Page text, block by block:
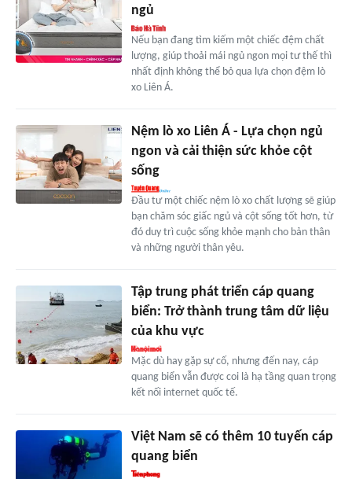
ngủ
Nếu bạn đang tìm kiếm một chiếc đệm chất
lượng, giúp thoải mái ngủ ngon mọi tư thế thì
nhất định không thể bỏ qua lựa chọn đệm lò
xo Liên Á.
Nệm lò xo Liên Á - Lựa chọn ngủ
ngon và cải thiện sức khỏe cột
sống
Đầu tư một chiếc nệm lò xo chất lượng sẽ giúp
bạn chăm sóc giấc ngủ và cột sống tốt hơn, từ
đó duy trì cuộc sống khỏe mạnh cho bản thân
và những người thân yêu.
Tập trung phát triển cáp quang
biển: Trở thành trung tâm dữ liệu
của khu vực
Mặc dù hay gặp sự cố, nhưng đến nay, cáp
quang biển vẫn được coi là hạ tầng quan trọng
kết nối internet quốc tế.
Việt Nam sẽ có thêm 10 tuyến cáp
quang biển